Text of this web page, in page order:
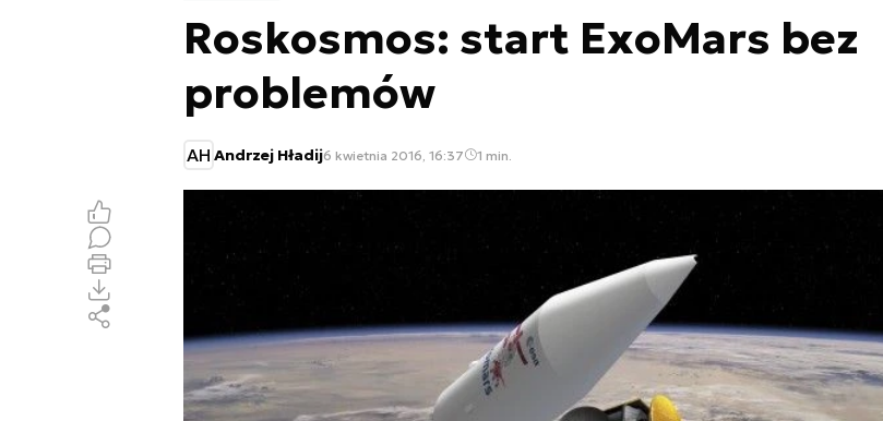
Roskosmos: start ExoMars bez
problemów
AH Andrzej Hładij6 kwietnia 2016, 16:37 1 min.